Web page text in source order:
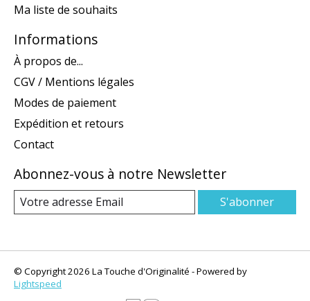
Ma liste de souhaits
Informations
À propos de...
CGV / Mentions légales
Modes de paiement
Expédition et retours
Contact
Abonnez-vous à notre Newsletter
S'abonner
© Copyright 2026 La Touche d'Originalité - Powered by
Lightspeed